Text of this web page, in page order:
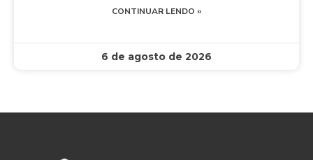
CONTINUAR LENDO »
6 de agosto de 2026